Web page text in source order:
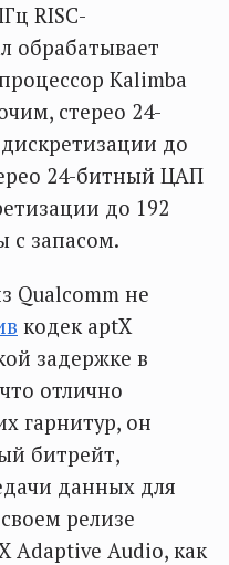
RISC-
обрабатывает
Kalimba
стерео 24-
до
24-битный ЦАП
до 192
с запасом.
Qualcomm не
кодек aptX
задержке в
отлично
гарнитур, он
битрейт,
данных для
релизе
Adaptive Audio, как